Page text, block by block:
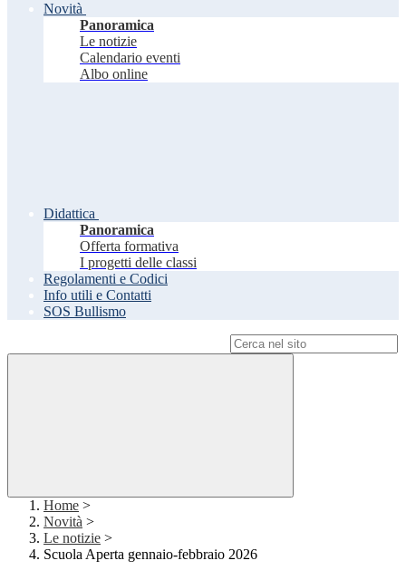
Novità
Panoramica
Le notizie
Calendario eventi
Albo online
Didattica
Panoramica
Offerta formativa
I progetti delle classi
Regolamenti e Codici
Info utili e Contatti
SOS Bullismo
Home >
Novità >
Le notizie >
Scuola Aperta gennaio-febbraio 2026